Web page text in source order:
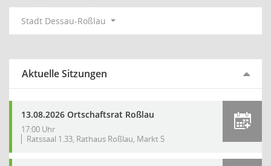
Stadt Dessau-Roßlau
Aktuelle Sitzungen
13.08.2026 Ortschaftsrat Roßlau
17:00 Uhr
Ratssaal 1.33, Rathaus Roßlau, Markt 5